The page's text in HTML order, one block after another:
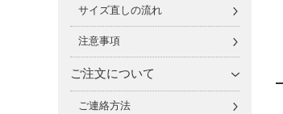
サイズ直しの流れ
注意事項
ご注文について
ご連絡方法